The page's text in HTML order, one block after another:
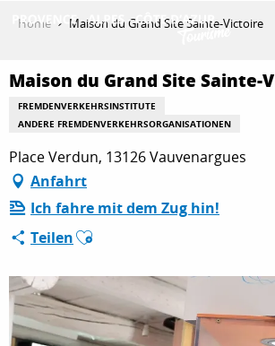
principal
ENTDECKEN
AKTIVITÄTEN
AUFENTHALT
ESPACE PRO
Home Maison du Grand Site Sainte-Victoire
Maison du Grand Site Sainte-
FREMDENVERKEHRSINSTITUTE
ANDERE FREMDENVERKEHRSORGANISATIONEN
Place Verdun, 13126 Vauvenargues
Anfahrt
Ich fahre mit dem Zug hin!
TeilenAjouter aux favoris